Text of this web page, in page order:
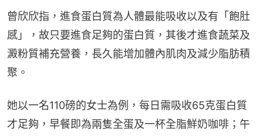
曾欣欣指，進食蛋白質為人體最能吸收以及有「飽肚
感」，故只要進食足夠的蛋白質，其後才進食蔬菜及
澱粉質補充營養，長久能增加體內肌肉及減少脂肪積
聚。
她以一名110磅的女士為例，每日需吸收65克蛋白質
才足夠，早餐即為兩隻全蛋及一杯全脂鮮奶咖啡；午